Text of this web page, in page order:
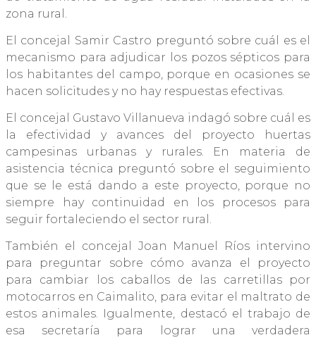
zona rural.
El concejal Samir Castro preguntó sobre cuál es el
mecanismo para adjudicar los pozos sépticos para
los habitantes del campo, porque en ocasiones se
hacen solicitudes y no hay respuestas efectivas.
El concejal Gustavo Villanueva indagó sobre cuál es
la efectividad y avances del proyecto huertas
campesinas urbanas y rurales. En materia de
asistencia técnica preguntó sobre el seguimiento
que se le está dando a este proyecto, porque no
siempre hay continuidad en los procesos para
seguir fortaleciendo el sector rural.
También el concejal Joan Manuel Ríos intervino
para preguntar sobre cómo avanza el proyecto
para cambiar los caballos de las carretillas por
motocarros en Caimalito, para evitar el maltrato de
estos animales. Igualmente, destacó el trabajo de
esa secretaría para lograr una verdadera